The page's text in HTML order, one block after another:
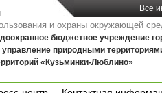
Все
и охраны окружающей
бюджетное учреждение
управление природными
«Кузьминки-Люблино»